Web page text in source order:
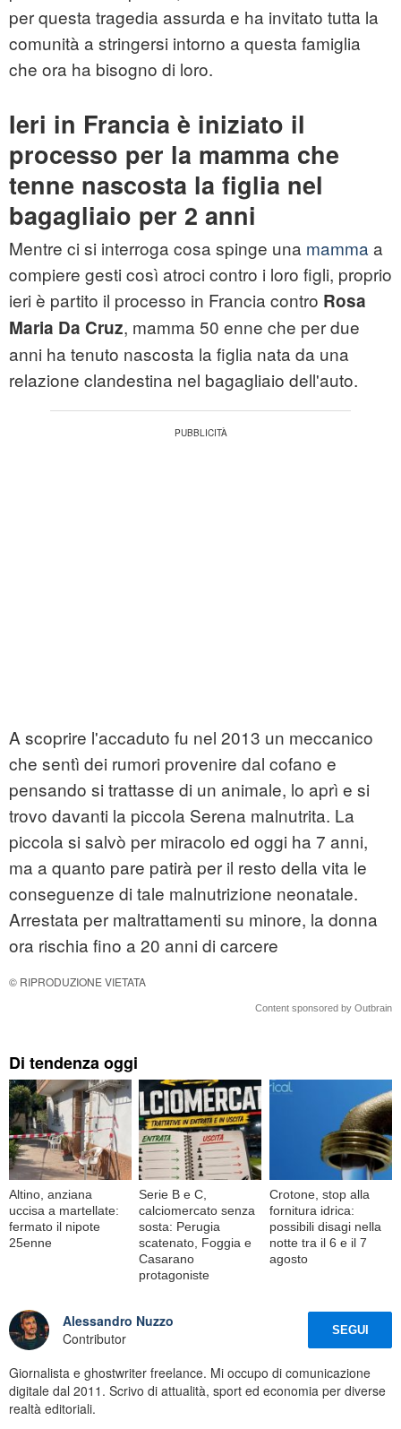
per questa tragedia assurda e ha invitato tutta la
comunità a stringersi intorno a questa famiglia
che ora ha bisogno di loro.
Ieri in Francia è iniziato il
processo per la mamma che
tenne nascosta la figlia nel
bagagliaio per 2 anni
Mentre ci si interroga cosa spinge una mamma a
compiere gesti così atroci contro i loro figli, proprio
ieri è partito il processo in Francia contro Rosa
Maria Da Cruz, mamma 50 enne che per due
anni ha tenuto nascosta la figlia nata da una
relazione clandestina nel bagagliaio dell'auto.
A scoprire l'accaduto fu nel 2013 un meccanico
che sentì dei rumori provenire dal cofano e
pensando si trattasse di un animale, lo aprì e si
trovo davanti la piccola Serena malnutrita. La
piccola si salvò per miracolo ed oggi ha 7 anni,
ma a quanto pare patirà per il resto della vita le
conseguenze di tale malnutrizione neonatale.
Arrestata per maltrattamenti su minore, la donna
ora rischia fino a 20 anni di carcere
© RIPRODUZIONE VIETATA
Content sponsored by Outbrain
Di tendenza oggi
Altino, anziana
uccisa a martellate:
fermato il nipote
25enne
Serie B e C,
calciomercato senza
sosta: Perugia
scatenato, Foggia e
Casarano
protagoniste
Crotone, stop alla
fornitura idrica:
possibili disagi nella
notte tra il 6 e il 7
agosto
Alessandro Nuzzo
Contributor
SEGUI
Giornalista e ghostwriter freelance. Mi occupo di comunicazione
digitale dal 2011. Scrivo di attualità, sport ed economia per diverse
realtà editoriali.